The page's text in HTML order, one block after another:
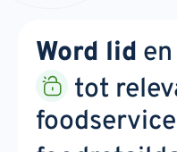
Word lid
tot